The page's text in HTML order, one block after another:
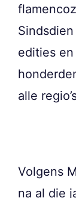
edities
alle
Volgens
na al die